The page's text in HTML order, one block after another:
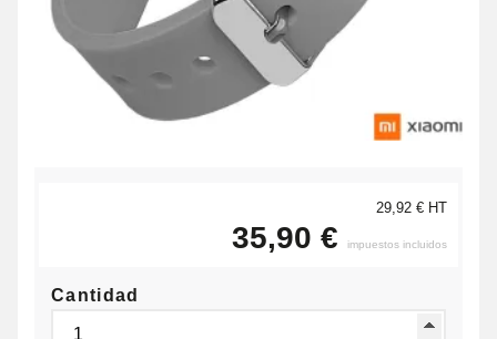
29,92 € HT
35,90 € impuestos incluidos
Cantidad